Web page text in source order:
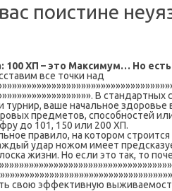
поистине
100 ХП – это Максимум… Но
все точки над
В
ваше начальное здоровье
предметов, способностей
до 101, 150 или 200 ХП.
правило, на котором
удар ножом имеет
жизни. Но если это так, то
свою эффективную